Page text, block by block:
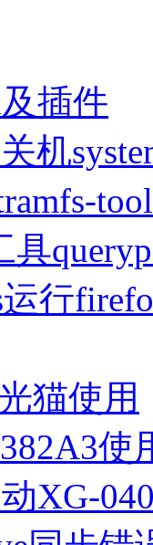
插件
机
具
运行
猫使用
使
XG-